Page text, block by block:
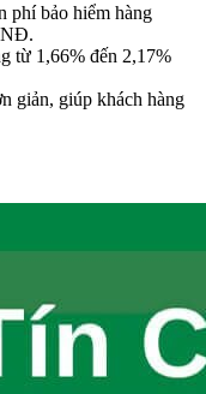
phí bảo hiểm hàng
từ 1,66% đến 2,17%
giản, giúp khách hàng